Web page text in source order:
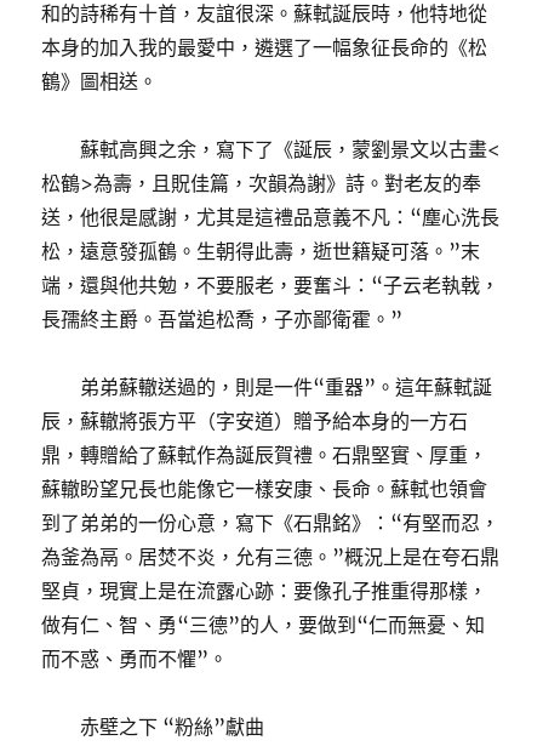
和的詩稀有十首，友誼很深。蘇軾誕辰時，他特地從
本身的加入我的最愛中，遴選了一幅象征長命的《松
鶴》圖相送。
蘇軾高興之余，寫下了《誕辰，蒙劉景文以古畫<
松鶴>為壽，且貺佳篇，次韻為謝》詩。對老友的奉
送，他很是感謝，尤其是這禮品意義不凡：“塵心洗長
松，遠意發孤鶴。生朝得此壽，逝世籍疑可落。”末
端，還與他共勉，不要服老，要奮斗：“子云老執戟，
長孺終主爵。吾當追松喬，子亦鄙衛霍。”
弟弟蘇轍送過的，則是一件“重器”。這年蘇軾誕
辰，蘇轍將張方平（字安道）贈予給本身的一方石
鼎，轉贈給了蘇軾作為誕辰賀禮。石鼎堅實、厚重，
蘇轍盼望兄長也能像它一樣安康、長命。蘇軾也領會
到了弟弟的一份心意，寫下《石鼎銘》：“有堅而忍，
為釜為鬲。居焚不炎，允有三德。”概況上是在夸石鼎
堅貞，現實上是在流露心跡：要像孔子推重得那樣，
做有仁、智、勇“三德”的人，要做到“仁而無憂、知
而不惑、勇而不懼”。
赤壁之下 “粉絲”獻曲